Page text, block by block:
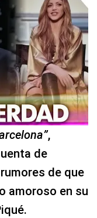
,
de
de que
amoroso en su